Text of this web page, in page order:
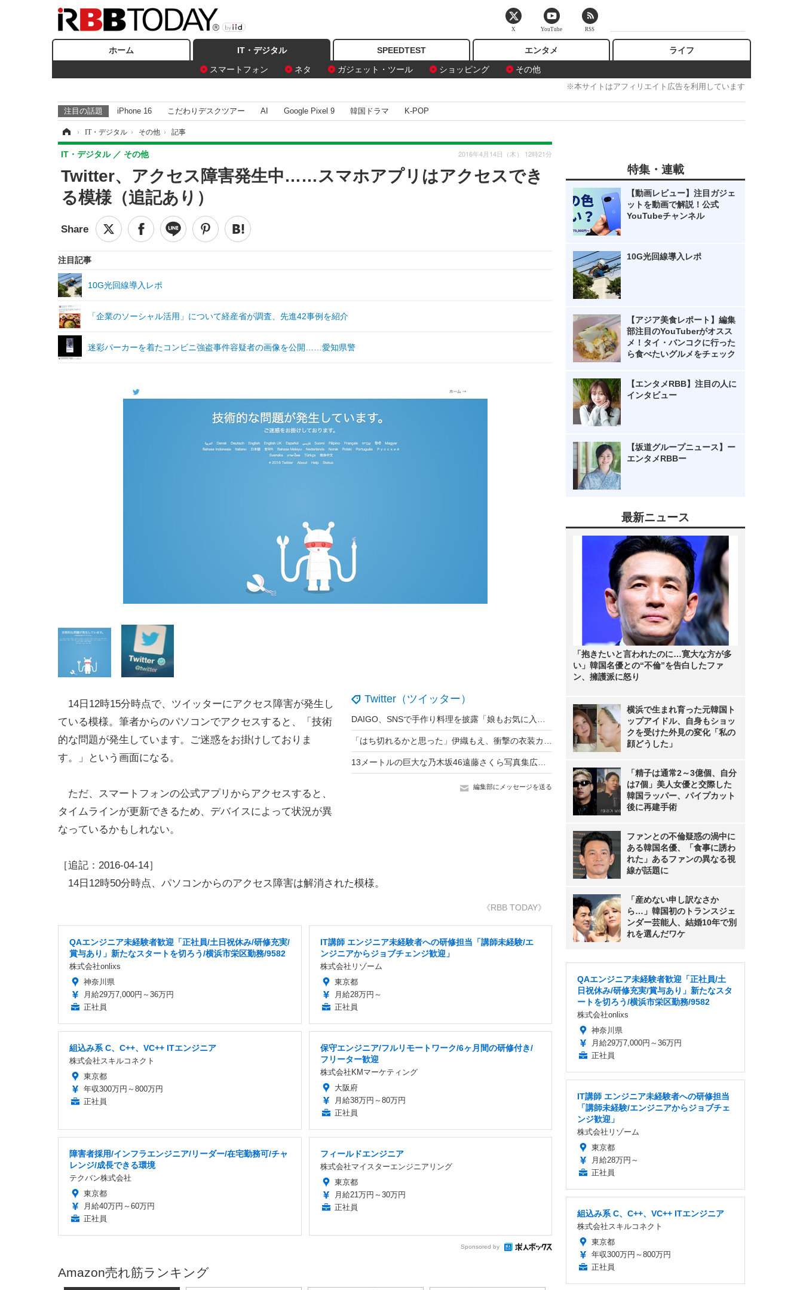
ホーム
IT・デジタル
スマートフォン
ネタ ガジェット・ツール ショッピング その他
SPEEDTEST エンタメ ライフ
※本サイトはアフィリエイト広告を利用しています
注目の話題 iPhone 16 こだわりデスクツアー AI Google Pixel 9 韓国ドラマ K-POP
› IT・デジタル › その他 › 記事
Twitter、アクセス障害発生中……スマホアプリはアクセスでき
る模様（追記あり）
IT・デジタル その他 2016年4月14日（木） 12時21分
注目記事
10G光回線導入レポ
「企業のソーシャル活用」について経産省が調査、先進42事例を紹介
迷彩パーカーを着たコンビニ強盗事件容疑者の画像を公開……愛知県警
Twitter（ツイッター）
編集部にメッセージを送る
14日12時15分時点で、ツイッターにアクセス障害が発生し
ている模様。筆者からのパソコンでアクセスすると、「技術
的な問題が発生しています。ご迷惑をお掛けしておりま
す。」という画面になる。
ただ、スマートフォンの公式アプリからアクセスすると、
タイムラインが更新できるため、デバイスによって状況が異
なっているかもしれない。
［追記：2016-04-14］
14日12時50分時点、パソコンからのアクセス障害は解消された模様。
《RBB TODAY》
QAエンジニア未経験者歓迎「正社員/土日祝休み/研修充実/
賞与あり」新たなスタートを切ろう/横浜市栄区勤務/9582
株式会社onlixs
神奈川県
月給29万7,000円～36万円
正社員
IT講師 エンジニア未経験者への研修担当「講師未経験/エ
ンジニアからジョブチェンジ歓迎」
株式会社リゾーム
東京都
月給28万円～
正社員
組込み系 C、C++、VC++ ITエンジニア
株式会社スキルコネクト
東京都
年収300万円～800万円
正社員
保守エンジニア/フルリモートワーク/6ヶ月間の研修付き/
フリーター歓迎
株式会社KMマーケティング
大阪府
月給38万円～80万円
正社員
障害者採用/インフラエンジニア/リーダー/在宅勤務可/チャ
レンジ/成長できる環境
テクバン株式会社
東京都
月給40万円～60万円
正社員
フィールドエンジニア
株式会社マイスターエンジニアリング
東京都
月給21万円～30万円
正社員
Sponsored by
Amazon売れ筋ランキング
特集・連載
【動画レビュー】注目ガジェ
ットを動画で解説！公式
YouTubeチャンネル
10G光回線導入レポ
【アジア美食レポート】編集
部注目のYouTuberがオスス
メ！タイ・バンコクに行った
ら食べたいグルメをチェック
【エンタメRBB】注目の人に
インタビュー
【坂道グループニュース】ー
エンタメRBBー
最新ニュース
「抱きたいと言われたのに…寛大な方が多
い」韓国名優との“不倫”を告白したファ
ン、擁護派に怒り
横浜で生まれ育った元韓国ト
ップアイドル、自身もショッ
クを受けた外見の変化「私の
顔どうした」
「精子は通常2～3億個、自分
は7個」美人女優と交際した
韓国ラッパー、パイプカット
後に再建手術
ファンとの不倫疑惑の渦中に
ある韓国名優、「食事に誘わ
れた」あるファンの異なる視
線が話題に
「産めない申し訳なさか
ら…」韓国初のトランスジェ
ンダー芸能人、結婚10年で別
れを選んだワケ
QAエンジニア未経験者歓迎「正社員/土
日祝休み/研修充実/賞与あり」新たなスタ
ートを切ろう/横浜市栄区勤務/9582
株式会社onlixs
神奈川県
月給29万7,000円～36万円
正社員
IT講師 エンジニア未経験者への研修担当
「講師未経験/エンジニアからジョブチェ
ンジ歓迎」
株式会社リゾーム
東京都
月給28万円～
正社員
組込み系 C、C++、VC++ ITエンジニア
株式会社スキルコネクト
東京都
年収300万円～800万円
正社員
X YouTube RSS